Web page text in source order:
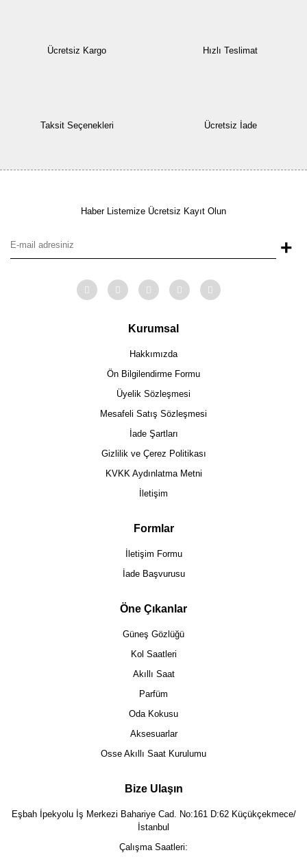
Ücretsiz Kargo Hızlı Teslimat
Taksit Seçenekleri Ücretsiz İade
Haber Listemize Ücretsiz Kayıt Olun
+
Kurumsal
Hakkımızda
Ön Bilgilendirme Formu
Üyelik Sözleşmesi
Mesafeli Satış Sözleşmesi
İade Şartları
Gizlilik ve Çerez Politikası
KVKK Aydınlatma Metni
İletişim
Formlar
İletişim Formu
İade Başvurusu
Öne Çıkanlar
Güneş Gözlüğü
Kol Saatleri
Akıllı Saat
Parfüm
Oda Kokusu
Aksesuarlar
Osse Akıllı Saat Kurulumu
Bize Ulaşın
Eşbah İpekyolu İş Merkezi Bahariye Cad. No:161 D:62 Küçükçekmece/
İstanbul
Çalışma Saatleri: